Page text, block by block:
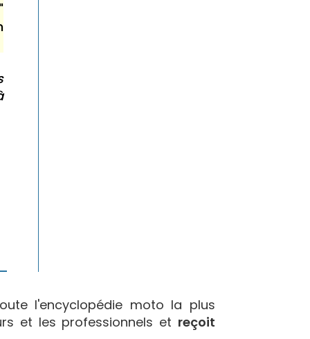
l'encyclopédie moto la plus
et les professionnels et reçoit